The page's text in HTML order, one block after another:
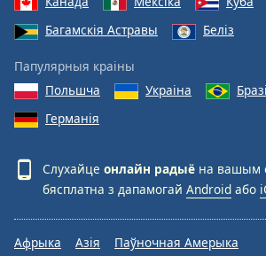
Багамскія Астравы
Беліз
Папулярныя краіны
Польшча
Украіна
Германія
Слухайце онлайн радыё на вашым
бясплатна з дапамогай Android або
Афрыка Азія
Паўночная Амерыка